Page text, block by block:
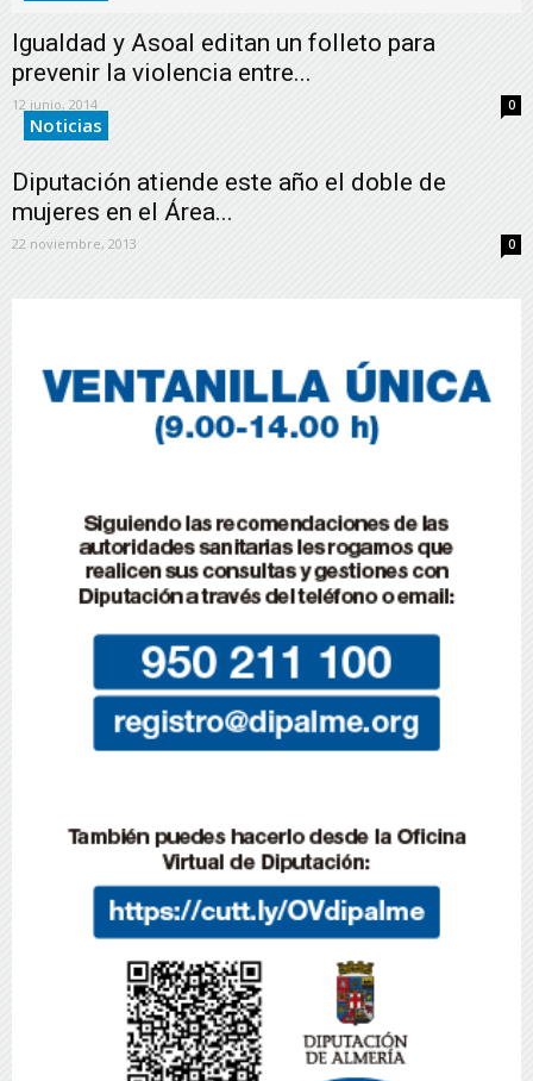
Igualdad y Asoal editan un folleto para
prevenir la violencia entre...
12 junio, 2014 0
Noticias
Diputación atiende este año el doble de
mujeres en el Área...
22 noviembre, 2013 0